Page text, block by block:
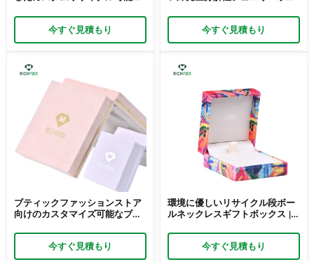
ド化された持続可能なパッケー
ジソリューションを必要とする
高級宝石商に最適
今すぐ見積もり
れたパッケージを必要とする大
規模なジュエリー販売業者向け
に設計されています
今すぐ見積もり
ブティックファッションストア
向けのカスタマイズ可能なブラ
ソナライズされた洗練されたパ
ッケージを求める商人に最適
今すぐ見積もり
環境に優しいリサイクル段ボー
ルネックレスギフトボックス |
可能なパッケージング
Richpack メーカー直販
今すぐ見積もり